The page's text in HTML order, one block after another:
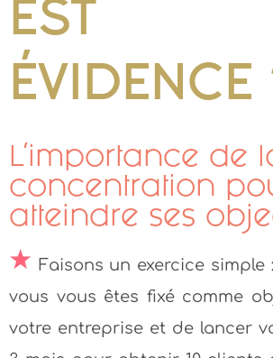
EST
ÉVIDENCE
L’importance de
concentration
atteindre ses
Faisons un exercice
vous vous êtes fixé comme
votre entreprise et de lancer